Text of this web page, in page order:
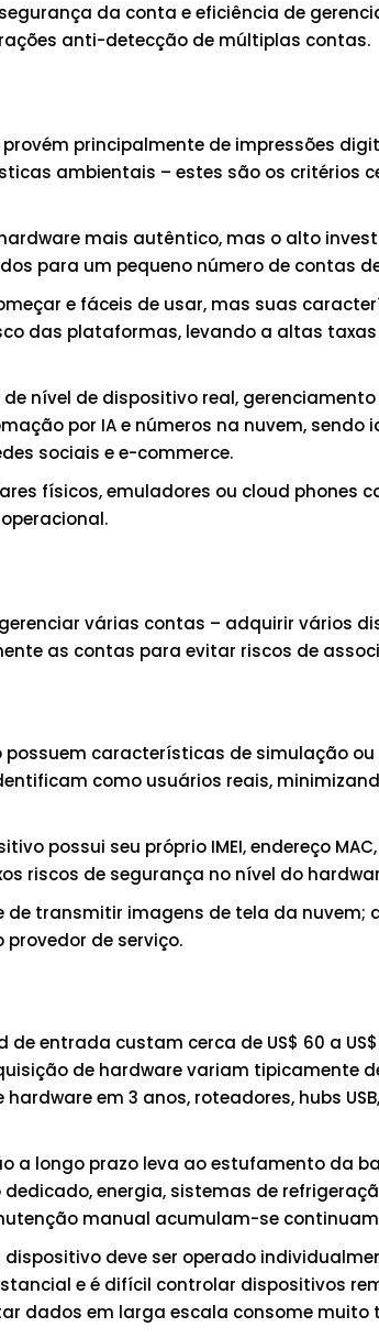
da conta e eficiência de
anti-detecção de múltiplas contas.
principalmente de impressões
ambientais – estes são os critérios
mais autêntico, mas o alto
para um pequeno número de contas
e fáceis de usar, mas suas
das plataformas, levando a altas
nível de dispositivo real,
por IA e números na nuvem, sendo
sociais e e-commerce.
físicos, emuladores ou cloud phones
várias contas – adquirir vários
as contas para evitar riscos de
possuem características de simulação
como usuários reais,
possui seu próprio IMEI, endereço
riscos de segurança no nível do
de transmitir imagens de tela da nuvem;
de serviço.
de entrada custam cerca de US$ 60 a
de hardware variam tipicamente de
em 3 anos, roteadores, hubs
a longo prazo leva ao estufamento da
energia, sistemas de
manual acumulam-se
dispositivo deve ser operado
e é difícil controlar dispositivos
dados em larga escala consome muito